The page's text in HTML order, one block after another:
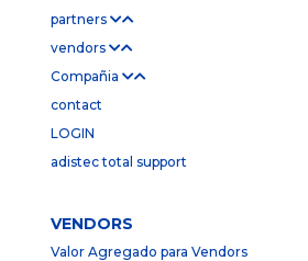
partners
vendors
Compañia
contact
LOGIN
adistec total support
VENDORS
Valor Agregado para Vendors